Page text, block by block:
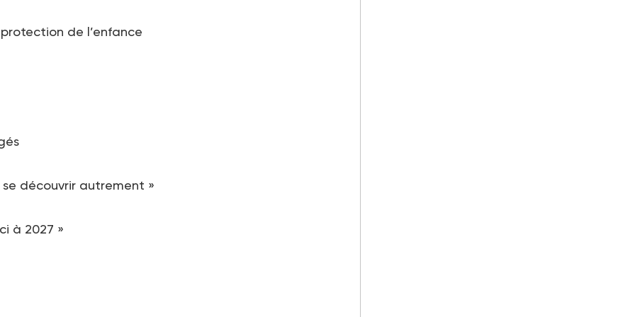
de l’enfance
découvrir autrement »
à 2027 »